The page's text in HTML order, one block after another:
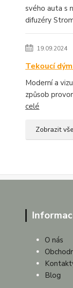
svého auta s
difuzéry
19.09.2024
Tekoucí
Moderní a
způsob
celé
Zobrazit
O nás
Blog